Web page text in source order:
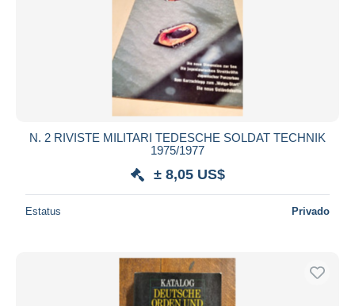
N. 2 RIVISTE MILITARI TEDESCHE SOLDAT TECHNIK
1975/1977
± 8,05 US$
Estatus Privado